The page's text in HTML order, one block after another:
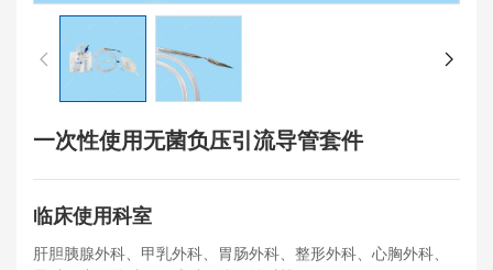
一次性使用无菌负压引流导管套件
临床使用科室
肝胆胰腺外科、甲乳外科、胃肠外科、整形外科、心胸外科、